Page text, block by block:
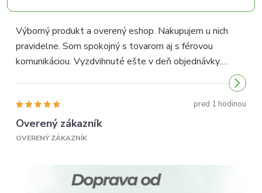
Výborný produkt a overený eshop. Nakupujem u nich
pravidelne. Som spokojný s tovarom aj s férovou
komunikáciou. Vyzdvihnuté ešte v deň objednávky.
pred 1 hodinou
Overený zákazník
OVERENÝ ZÁKAZNÍK